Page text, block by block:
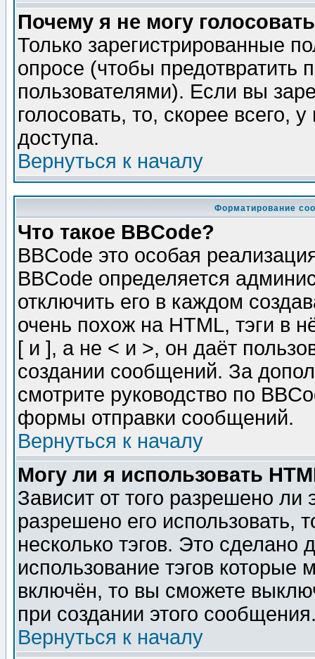
Почему я не могу
Только зарегистрированные
опросе (чтобы предотвратить
пользователями). Если вы
голосовать, то, скорее всего,
доступа.
Вернуться к началу
Форматирование
Что такое BBCode?
BBCode это особая
BBCode определяется
отключить его в каждом
очень похож на HTML, тэги в
[ и ], а не < и >, он даёт
создании сообщений. За
смотрите руководство по
формы отправки сообщений.
Вернуться к началу
Могу ли я использовать
Зависит от того разрешено
разрешено его использовать,
несколько тэгов. Это сделано
использование тэгов
включён, то вы сможете
при создании этого
Вернуться к началу